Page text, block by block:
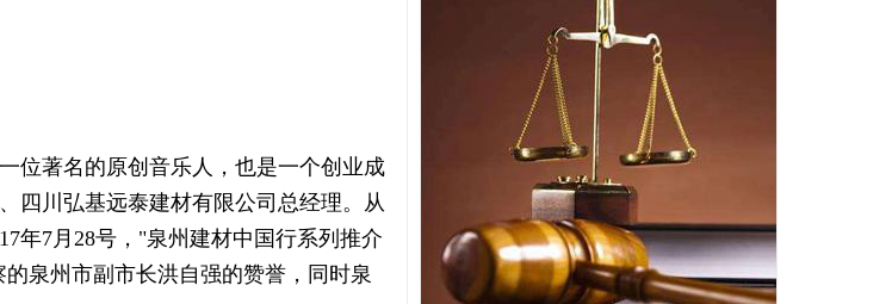
位著名的原创音乐人，也是一个创业成
四川弘基远泰建材有限公司总经理。从
年7月28号，"泉州建材中国行系列推介
泉州市副市长洪自强的赞誉，同时泉